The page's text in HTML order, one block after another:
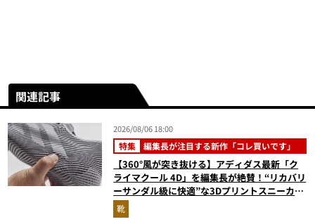
関連記事
2026/08/06 18:00
特集 編集長が注目する新作「コレ買いです」
【360°風が突き抜ける】アディダス最新「ク
ライマクール 4D」を編集長が絶賛！“リカバリ
ーサンダル級に快適”な3Dプリントスニーカー
『コレ買いです』Vol.173
靴